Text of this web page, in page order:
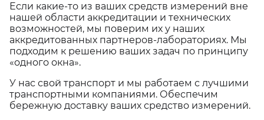
Если какие-то из ваших средств измерений вне
нашей области аккредитации и технических
возможностей, мы поверим их у наших
аккредитованных партнеров-лабораториях. Мы
подходим к решению ваших задач по принципу
«одного окна».
У нас свой транспорт и мы работаем с лучшими
транспортными компаниями. Обеспечим
бережную доставку ваших средство измерений.